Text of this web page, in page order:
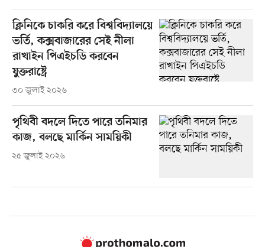
ক্লিনিকে চাকরি করে বিশ্ববিদ্যালয়ে
ভর্তি, কক্সবাজারের সেই নীলা
রাখাইন পিএইচডি করবেন
যুক্তরাষ্ট্রে
৩০ জুলাই ২০২৬
পৃথিবী বদলে দিতে পারে তনিমার
কাজ, বলছে মার্কিন সাময়িকী
২৫ জুলাই ২০২৬